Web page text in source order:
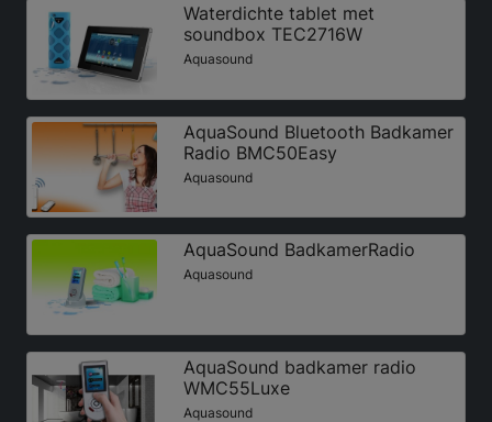
Waterdichte tablet met
soundbox TEC2716W
Aquasound
AquaSound Bluetooth Badkamer
Radio BMC50Easy
Aquasound
AquaSound BadkamerRadio
Aquasound
AquaSound badkamer radio
WMC55Luxe
Aquasound